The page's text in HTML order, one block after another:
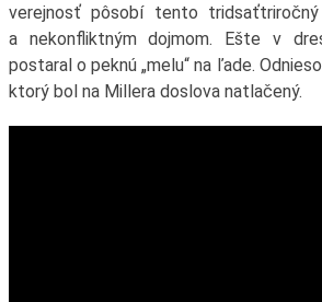
verejnosť pôsobí tento tridsaťtriročný
a nekonfliktným dojmom. Ešte v
postaral o peknú „melu“ na ľade.
ktorý bol na Millera doslova natlačený.